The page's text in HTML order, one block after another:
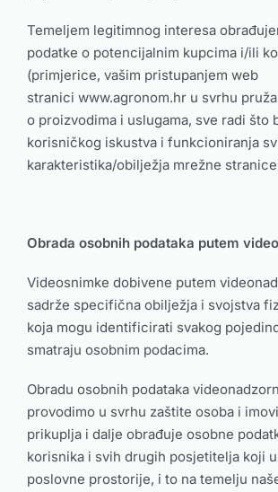
Temeljem legitimnog interesa
podatke o potencijalnim kupcima i/ili
(primjerice, vašim pristupanjem web
stranici www.agronom.hr u svrhu
o proizvodima i uslugama, sve radi što
korisničkog iskustva i funkcioniranja
karakteristika/obilježja mrežne
Obrada osobnih podataka putem
Videosnimke dobivene putem
sadrže specifična obilježja i svojstva
koja mogu identificirati svakog
smatraju osobnim podacima.
Obradu osobnih podataka
provodimo u svrhu zaštite osoba i
prikuplja i dalje obrađuje osobne
korisnika i svih drugih posjetitelja koji
poslovne prostorije, i to na temelju